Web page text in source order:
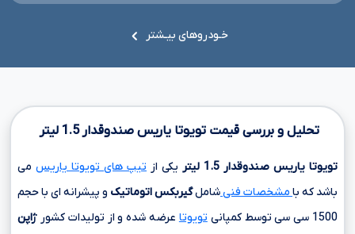
خـودروهای بیـشتر
تحلیل و بررسی قیمت تویوتا یاریس صندوقدار1.5 لیتر
تویوتا یاریس صندوقدار 1.5 لیتر یکی از تیپ های تویوتا یاریس می
باشد که با مشخصات فنیشاملگیربکس اتوماتیک و پیشرانه ای با حجم
1500 سی سی
توسط کمپانی تویوتا عرضه شده و از تولیدات کشور ژاپن